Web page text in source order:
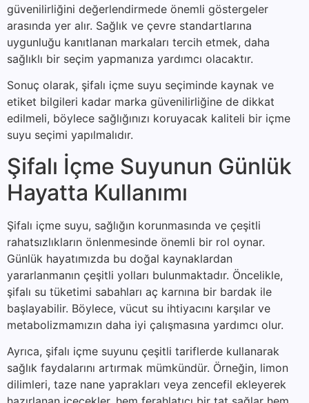
güvenilirliğini değerlendirmede önemli göstergeler
arasında yer alır. Sağlık ve çevre standartlarına
uygunluğu kanıtlanan markaları tercih etmek, daha
sağlıklı bir seçim yapmanıza yardımcı olacaktır.
Sonuç olarak, şifalı içme suyu seçiminde kaynak ve
etiket bilgileri kadar marka güvenilirliğine de dikkat
edilmeli, böylece sağlığınızı koruyacak kaliteli bir içme
suyu seçimi yapılmalıdır.
Şifalı İçme Suyunun Günlük
Hayatta Kullanımı
Şifalı içme suyu, sağlığın korunmasında ve çeşitli
rahatsızlıkların önlenmesinde önemli bir rol oynar.
Günlük hayatımızda bu doğal kaynaklardan
yararlanmanın çeşitli yolları bulunmaktadır. Öncelikle,
şifalı su tüketimi sabahları aç karnına bir bardak ile
başlayabilir. Böylece, vücut su ihtiyacını karşılar ve
metabolizmamızın daha iyi çalışmasına yardımcı olur.
Ayrıca, şifalı içme suyunu çeşitli tariflerde kullanarak
sağlık faydalarını artırmak mümkündür. Örneğin, limon
dilimleri, taze nane yaprakları veya zencefil ekleyerek